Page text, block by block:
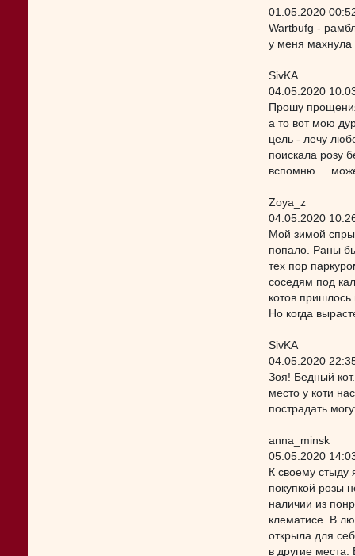
01.05.2020
Wartbufg -
у меня
SivKA
04.05.2020
Прошу
а то вот мою
цель - лечу
поискала розу
вспомню....
Zoya_z
04.05.2020
Мой зимой
попало. Раны
тех пор
соседям под
котов
Но когда
SivKA
04.05.2020
Зоя! Бедный
место у коти
пострадать
anna_minsk
05.05.2020
К своему стыду
покупкой розы
наличии из
клематисе. В
открыла для
в другие места.